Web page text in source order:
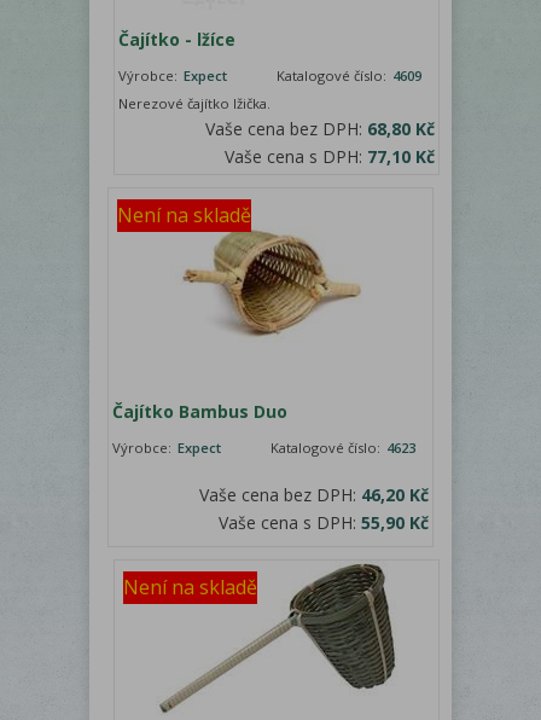
Čajítko - lžíce
Výrobce: Expect Katalogové číslo: 4609
Nerezové čajítko lžička.
Vaše cena bez DPH: 68,80 Kč
Vaše cena s DPH: 77,10 Kč
Není na skladě
Čajítko Bambus Duo
Výrobce: Expect Katalogové číslo: 4623
Vaše cena bez DPH: 46,20 Kč
Vaše cena s DPH: 55,90 Kč
Není na skladě